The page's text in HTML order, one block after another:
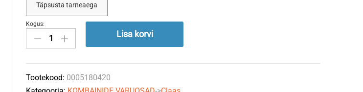
Täpsusta tarneaega
Heedri
kallaku
puidust
Claas
Kogus:
Lisa korvi
Tootekood: 0005180420